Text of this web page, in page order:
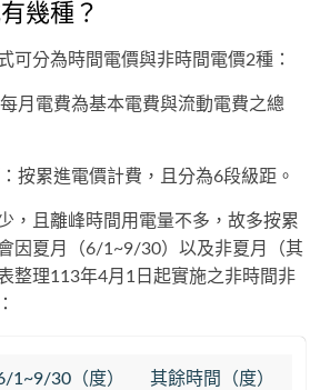
幾種？
可分為時間電價與非時間電價2種：
月電費為基本電費與流動電費之總
按累進電價計費，且分為6段級距。
，且離峰時間用電量不多，故多按累
因夏月（6/1~9/30）以及非夏月（其
整理113年4月1日起實施之非時間非
1~9/30（度） 其餘時間（度）